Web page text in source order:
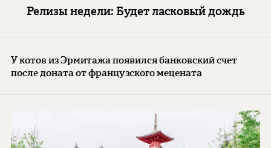
Релизы недели: Будет ласковый дождь
У котов из Эрмитажа появился банковский счет
после доната от французского мецената